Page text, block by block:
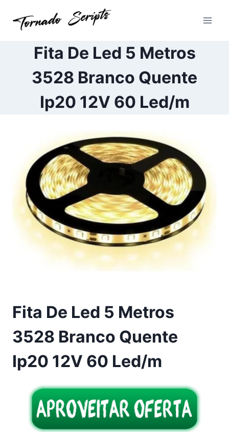
para
ConteúdoFita De Led 5 Metros
3528 Branco Quente
Ip20 12V 60 Led/m
Fita De Led 5 Metros
3528 Branco Quente
Ip20 12V 60 Led/m